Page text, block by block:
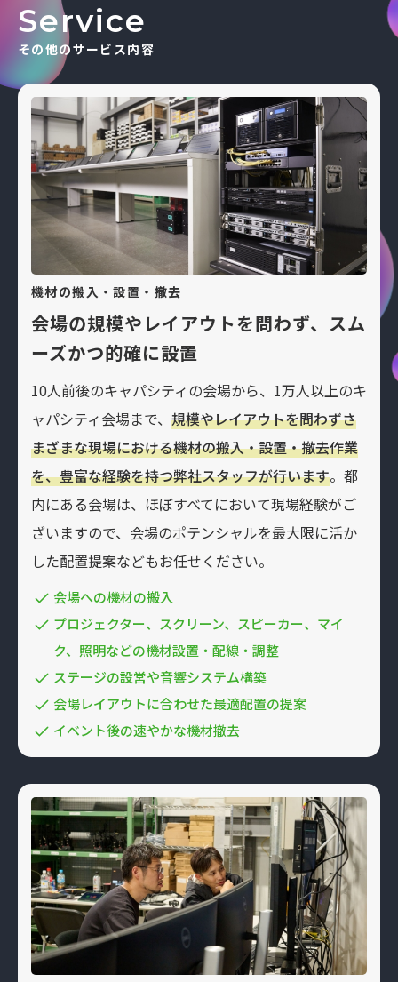
Service
その他のサービス内容
機材の搬入・設置・撤去
会場の規模やレイアウトを問わず、スム
ーズかつ的確に設置
10人前後のキャパシティの会場から、1万人以上のキ
ャパシティ会場まで、 規模やレイアウトを問わずさ
まざまな現場における機材の搬入・設置・撤去作業
を、豊富な経験を持つ弊社スタッフが行います。都
内にある会場は、ほぼすべてにおいて現場経験がご
ざいますので、会場のポテンシャルを最大限に活か
した配置提案などもお任せください。
会場への機材の搬入
プロジェクター、スクリーン、スピーカー、マイ
ク、照明などの機材設置・配線・調整
ステージの設営や⾳響システム構築
会場レイアウトに合わせた最適配置の提案
イベント後の速やかな機材撤去